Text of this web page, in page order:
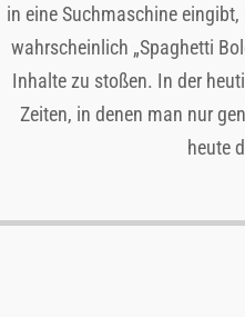
in eine Suchmaschine
wahrscheinlich „Spaghetti
Inhalte zu stoßen. In der
Zeiten, in denen man nur
heute